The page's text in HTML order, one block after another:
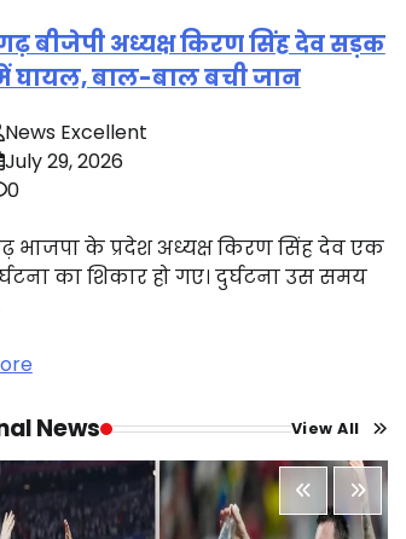
बीजेपी अध्यक्ष किरण सिंह देव सड़क
घायल, बाल-बाल बची जान
News Excellent
July 29, 2026
0
भाजपा के प्रदेश अध्यक्ष किरण सिंह देव एक
का शिकार हो गए। दुर्घटना उस समय
News View All